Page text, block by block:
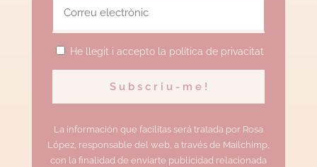
He llegit i accepto la política de privacitat
La información que facilitas será tratada por Rosa
López, responsable del web, a través de Mailchimp,
con la finalidad de enviarte publicidad relacionada